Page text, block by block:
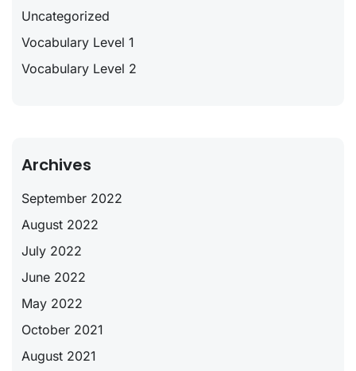
Uncategorized
Vocabulary Level 1
Vocabulary Level 2
Archives
September 2022
August 2022
July 2022
June 2022
May 2022
October 2021
August 2021